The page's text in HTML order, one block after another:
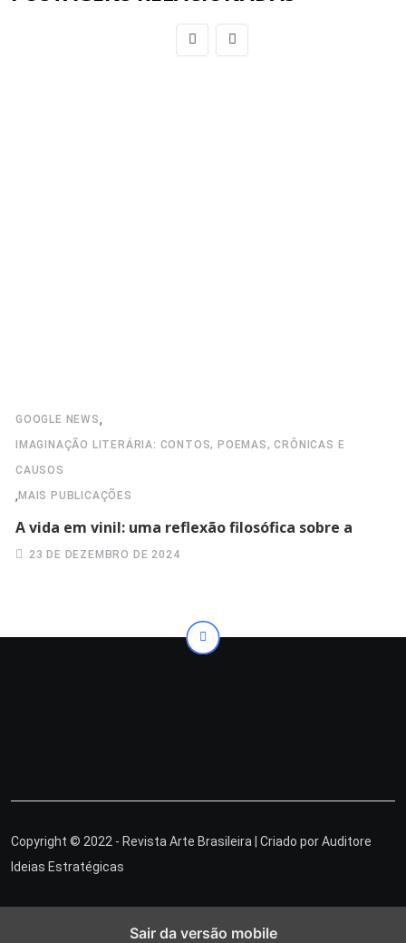
GOOGLE NEWS,
IMAGINAÇÃO LITERÁRIA: CONTOS, POEMAS, CRÔNICAS E
CAUSOS
,MAIS PUBLICAÇÕES
A vida em vinil: uma reflexão filosófica sobre a
23 DE DEZEMBRO DE 2024
Copyright © 2022 - Revista Arte Brasileira | Criado porAuditore
Ideias Estratégicas
Sair da versão mobile